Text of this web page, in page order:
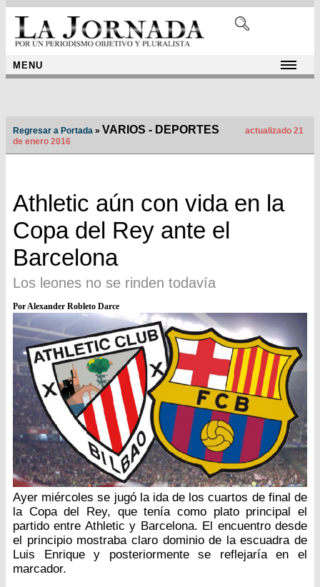
MENU
Regresar a Portada » VARIOS - DEPORTES
actualizado 21
de enero 2016
Athletic aún con vida en la
Copa del Rey ante el
Barcelona
Los leones no se rinden todavía
Por Alexander Robleto Darce
Ayer miércoles se jugó la ida de los cuartos de final de
la Copa del Rey, que tenía como plato principal el
partido entre Athletic y Barcelona. El encuentro desde
el principio mostraba claro dominio de la escuadra de
Luis Enrique y posteriormente se reflejaría en el
marcador.